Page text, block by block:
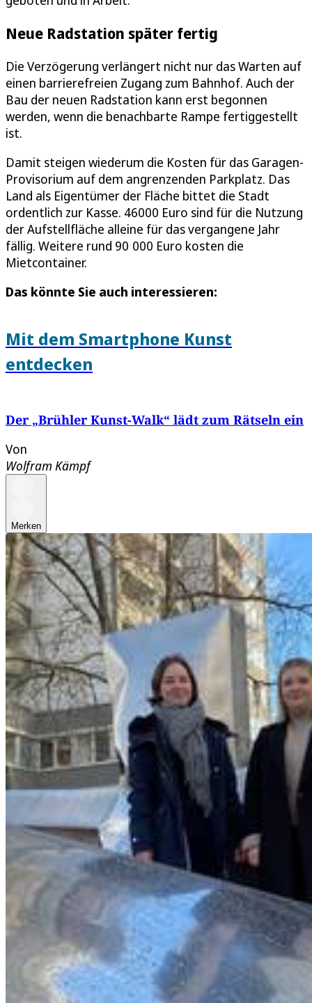
Neue Radstation später fertig
Die Verzögerung verlängert nicht nur das Warten auf
einen barrierefreien Zugang zum Bahnhof. Auch der
Bau der neuen Radstation kann erst begonnen
werden, wenn die benachbarte Rampe fertiggestellt
ist.
Damit steigen wiederum die Kosten für das Garagen-
Provisorium auf dem angrenzenden Parkplatz. Das
Land als Eigentümer der Fläche bittet die Stadt
ordentlich zur Kasse. 46000 Euro sind für die Nutzung
der Aufstellfläche alleine für das vergangene Jahr
fällig. Weitere rund 90 000 Euro kosten die
Mietcontainer.
Das könnte Sie auch interessieren:
Mit dem Smartphone Kunst
entdecken
Der „Brühler Kunst-Walk“ lädt zum Rätseln ein
Von
Wolfram Kämpf
Merken